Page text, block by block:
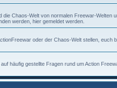
die Chaos-Welt von normalen Freewar-Welten
werden, hier gemeldet werden.
oder der Chaos-Welt stellen, euch
häufig gestellte Fragen rund um Action